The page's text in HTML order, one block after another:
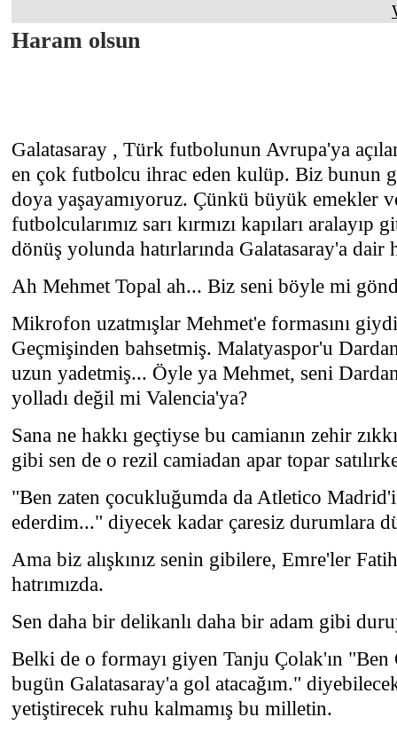
Haram olsun
Galatasaray , Türk futbolunun Avrupa'ya
en çok futbolcu ihrac eden kulüp. Biz bunun
doya yaşayamıyoruz. Çünkü büyük emekler
futbolcularımız sarı kırmızı kapıları aralayıp
dönüş yolunda hatırlarında Galatasaray'a
Ah Mehmet Topal ah... Biz seni böyle mi
Mikrofon uzatmışlar Mehmet'e formasını
Geçmişinden bahsetmiş. Malatyaspor'u
uzun yadetmiş... Öyle ya Mehmet, seni
yolladı değil mi Valencia'ya?
Sana ne hakkı geçtiyse bu camianın zehir
gibi sen de o rezil camiadan apar topar
"Ben zaten çocukluğumda da Atletico
ederdim..." diyecek kadar çaresiz durumlara
Ama biz alışkınız senin gibilere, Emre'ler
hatrımızda.
Sen daha bir delikanlı daha bir adam gibi
Belki de o formayı giyen Tanju Çolak'ın "Ben
bugün Galatasaray'a gol atacağım."
yetiştirecek ruhu kalmamış bu milletin.